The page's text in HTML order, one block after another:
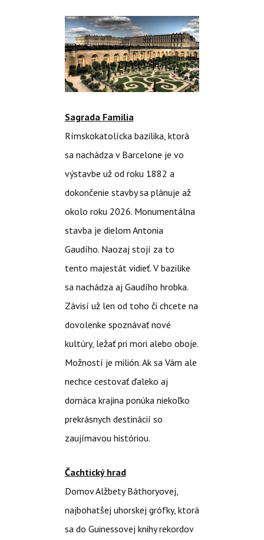
Sagrada Familia
Rímskokatolícka bazilika, ktorá
sa nachádza v Barcelone je vo
výstavbe už od roku 1882 a
dokončenie stavby sa plánuje až
okolo roku 2026. Monumentálna
stavba je dielom Antonia
Gaudího. Naozaj stojí za to
tento majestát vidieť. V bazilike
sa nachádza aj Gaudího hrobka.
Závisí už len od toho či chcete na
dovolenke spoznávať nové
kultúry, ležať pri mori alebo oboje.
Možností je milión. Ak sa Vám ale
nechce cestovať ďaleko aj
domáca krajina ponúka niekoľko
prekrásnych destinácií so
zaujímavou históriou.
Čachtický hrad
Domov Alžbety Báthoryovej,
najbohatšej uhorskej grófky, ktorá
sa do Guinessovej knihy rekordov